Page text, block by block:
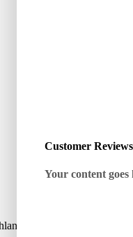
Customer Reviews
Your content
verschickt – schnell,